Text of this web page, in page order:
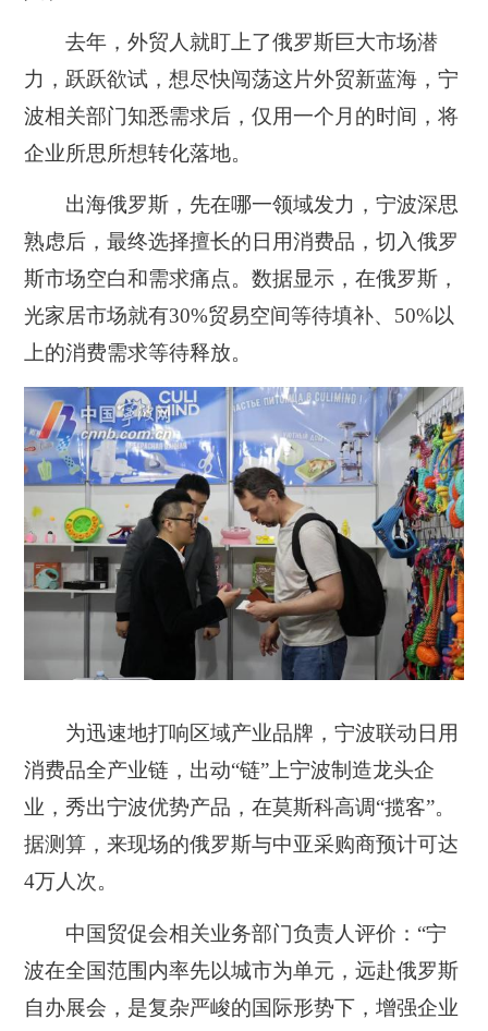
去年，外贸人就盯上了俄罗斯巨大市场潜
力，跃跃欲试，想尽快闯荡这片外贸新蓝海，宁
波相关部门知悉需求后，仅用一个月的时间，将
企业所思所想转化落地。
出海俄罗斯，先在哪一领域发力，宁波深思
熟虑后，最终选择擅长的日用消费品，切入俄罗
斯市场空白和需求痛点。数据显示，在俄罗斯，
光家居市场就有30%贸易空间等待填补、50%以
上的消费需求等待释放。
为迅速地打响区域产业品牌，宁波联动日用
消费品全产业链，出动“链”上宁波制造龙头企
业，秀出宁波优势产品，在莫斯科高调“揽客”。
据测算，来现场的俄罗斯与中亚采购商预计可达
4万人次。
中国贸促会相关业务部门负责人评价：“宁
波在全国范围内率先以城市为单元，远赴俄罗斯
自办展会，是复杂严峻的国际形势下，增强企业